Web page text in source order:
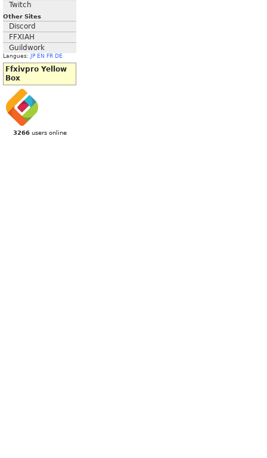
Twitch
Other Sites
Discord
FFXIAH
Guildwork
Langues: JP EN FR DE
Ffxivpro Yellow
Box
3266users online